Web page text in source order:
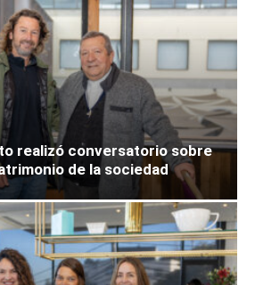
realizó conversatorio sobre
de la sociedad